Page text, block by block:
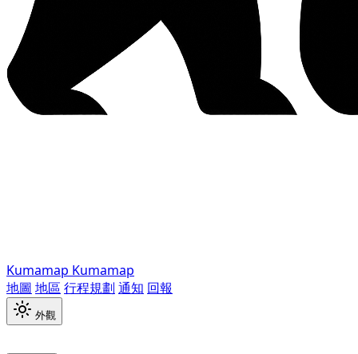
Kumamap Kumamap
地圖 地區 行程規劃 通知 回報
外觀